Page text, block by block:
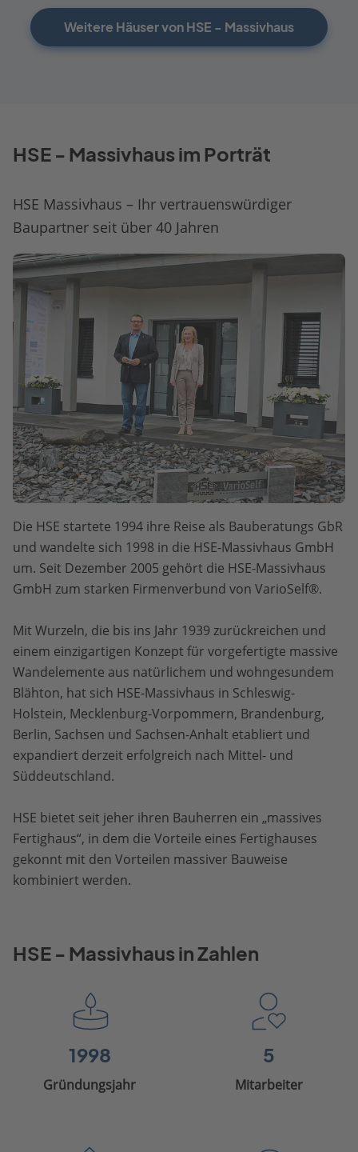
Weitere Häuser von HSE - Massivhaus
HSE - Massivhaus im Porträt
HSE Massivhaus – Ihr vertrauenswürdiger
Baupartner seit über 40 Jahren
Die HSE startete 1994 ihre Reise als Bauberatungs GbR
und wandelte sich 1998 in die HSE-Massivhaus GmbH
um. Seit Dezember 2005 gehört die HSE-Massivhaus
GmbH zum starken Firmenverbund von VarioSelf®.
Mit Wurzeln, die bis ins Jahr 1939 zurückreichen und
einem einzigartigen Konzept für vorgefertigte massive
Wandelemente aus natürlichem und wohngesundem
Blähton, hat sich HSE-Massivhaus in Schleswig-
Holstein, Mecklenburg-Vorpommern, Brandenburg,
Berlin, Sachsen und Sachsen-Anhalt etabliert und
expandiert derzeit erfolgreich nach Mittel- und
Süddeutschland.
HSE bietet seit jeher ihren Bauherren ein „massives
Fertighaus“, in dem die Vorteile eines Fertighauses
gekonnt mit den Vorteilen massiver Bauweise
kombiniert werden.
HSE - Massivhaus in Zahlen
1998
Gründungsjahr
5
Mitarbeiter